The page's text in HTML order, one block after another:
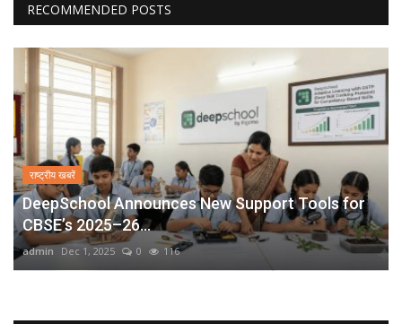
RECOMMENDED POSTS
राष्ट्रीय खबरें
DeepSchool Announces New Support Tools for
CBSE’s 2025–26...
admin Dec 1, 2025 0 116